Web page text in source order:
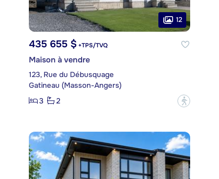
12
435 655 $ +TPS/TVQ
Maison à vendre
123, Rue du Débusquage
Gatineau (Masson-Angers)
3
2 ?